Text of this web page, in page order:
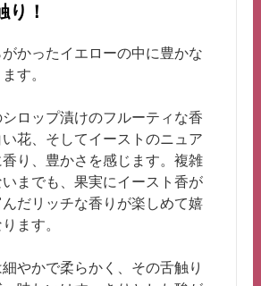
り！
かったイエローの中に豊かな
す。
ロップ漬けのフルーティな香
花、そしてイーストのニュア
り、豊かさを感じます。複雑
までも、果実にイースト香が
だリッチな香りが楽しめて嬉
ます。
やかで柔らかく、その舌触り